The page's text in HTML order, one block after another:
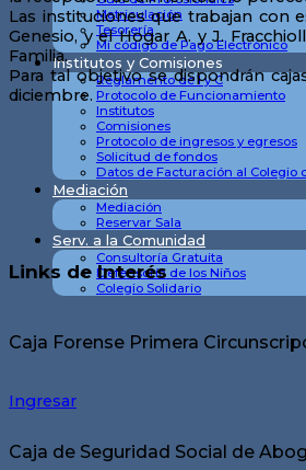
Matriculación
Tesorería
Mi código de Pago Electrónico
Institutos y Comisiones
Reglamento de I y C
Protocolo de Funcionamiento
Institutos
Comisiones
Protocolo de ingresos y egresos
Solicitud de fondos
Datos de Facturación al Colegio
Mediación
Mediación
Reservar Sala
Serv. a la Comunidad
Consultoría Gratuita
Defensoría de los Niños
Colegio Solidario
Las instituciones que trabajan con
Genesio, y el Hogar A. y J.
Familia.
Para tal objetivo se dispondrán
diciembre.
Links de Interés
Caja Forense Primera
Ingresar
Caja de Seguridad Social de